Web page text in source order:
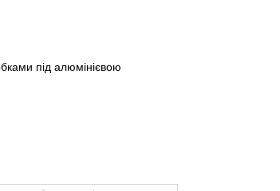
під алюмінієвою